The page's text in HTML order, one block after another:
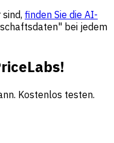
finden Sie die AI-
bei jedem
Kostenlos testen.